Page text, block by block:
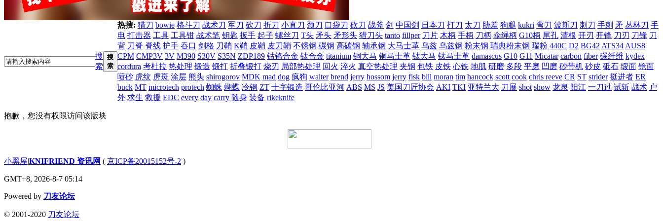
搜
索
搜
索
热搜: 猎刀 bowie 格斗刀 战术刀 军刀 砍刀 折刀 小直刀 颈刀 口袋刀 砍刀 战斧 剑 中国剑 日本刀 打刀 太刀 胁差 狗腿 kukri 弯刀 波斯刀 刺刀 手刺 矛 丛林刀 手
电 打击器 工具 工具钳 战术笔 钥匙 扳手 起子 螺丝刀 T头 矛头 矛形头 猎刀头 tanto fillper 刀片 木柄 手柄 刀柄 伞绳柄 G10柄 尾孔 清根 开刃 开锋 刀刃 刀锋 刀
背 刀脊 脊线 护手 吞口 剑格 刀鞘 K鞘 皮鞘 皮刀鞘 不锈钢 碳钢 高碳钢 轴承钢 大马士革 乌兹 乌兹钢 粉末钢 瑞典粉末钢 瑞粉 440C D2 BG42 ATS34 AUS8
CPM CMP3V 3V M390 S30V S35N ZDP189 钴铬合金 钛合金 titanium 铜大马 铜马士革 钛大马 钛马士革 damascus G10 G11 Micatar carbon fiber 碳纤维 kydex
cordura 考杜拉 热处理 锻造 锻打 折叠锻打 烧刃 局部热处理 回火 淬火 真空热处理 夹钢 包铁 皮铁 心铁 地肌 研磨 多段 平磨 凹磨 砂带机 砂皮 砥石 缎面 镜面
喷砂 虎纹 虎斑 涂层 熊头 shirogorov MDK mad dog 疯狗 walter brend jerry hossom jerry fisk bill moran tim hancock scott cook chris reeve CR ST strider 挺进者 ER
buck MT microtech protech 蜘蛛 蝴蝶 冷钢 ZT 十字锻造 哥伦比亚河 ABS MS JS 美国刀匠协会 AKI TKI 亚特兰大 刀展 shot show 龙泉 阳江 一刀过 试斩 战术 户
外 求生 救援 EDC every day carry 随身 装备 rikeknife
抱歉，您没有权限访问该版块
小黑屋|KNIFRIEND 资讯网 ( 京ICP备20015152号-2 )
GMT+8, 2026-8-7 05:14
Powered by 刀友论坛
© 2001-2020 刀友论坛